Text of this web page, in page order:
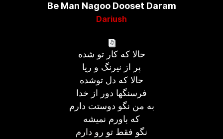
Be Man Nagoo Dooset Daram
Dariush
حالا که کار تو شده
پر از نیرنگ و ریا
حالا که دل توشده
فرسنگها دور از خدا
به من نگو دوستت دارم
که باورم نمیشه
نگو فقط تو رو دارم